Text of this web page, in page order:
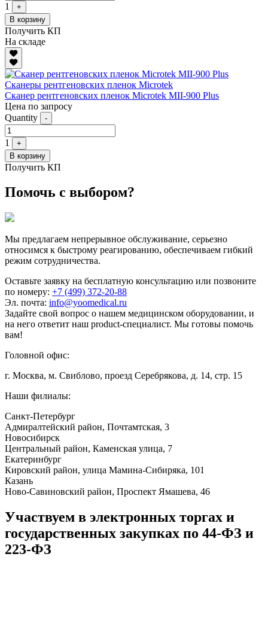
1
+
В корзину
Получить КП
На складе
Сканеры рентгеновских пленок Microtek
Сканер рентгеновских пленок Microtek MII-900 Plus
Цена по запросу
Quantity
-
1
+
В корзину
Получить КП
Помочь с выбором?
Мы предлагаем непрерывное обслуживание, серьезно
относимся к быстрому реагированию, обеспечиваем гибкий
режим сотрудничества.
Оставьте заявку на бесплатную консультацию или позвоните
по номеру: +7 (499) 372-20-88
Эл. почта: info@yoomedical.ru
Задайте свой вопрос о нашем медицинском оборудовании, и
на него ответит наш product-специалист. Мы готовы помочь
вам!
Головной офис:
г. Москва, м. Свиблово, проезд Серебрякова, д. 14, стр. 15
Наши филиалы:
Санкт-Петербург
Адмиралтейский район, ​Почтамтская, 3
Новосибирск
Центральный район, Каменская улица, 7
Екатеринбург
Кировский район, улица Мамина-Сибиряка, 101
Казань
Ново-Савиновский район, ​Проспект Ямашева, 46
Участвуем в электронных торгах и
государственных закупках по 44-ФЗ и
223-ФЗ